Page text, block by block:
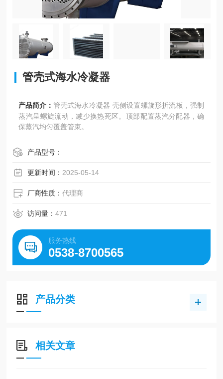
管壳式海水冷凝器
产品简介：管壳式海水冷凝器 壳侧设置螺旋形折流板，强制
蒸汽呈螺旋流动，减少换热死区。顶部配置蒸汽分配器，确
保蒸汽均匀覆盖管束。
产品型号：
更新时间： 2025-05-14
厂商性质：代理商
访问量：471
服务热线
0538-8700565
产品分类
相关文章